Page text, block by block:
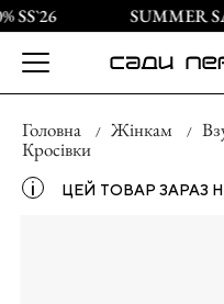
SS`26 SUMMER
Головна Жінкам
Кросівки
і ЦЕЙ ТОВАР ЗАРАЗ